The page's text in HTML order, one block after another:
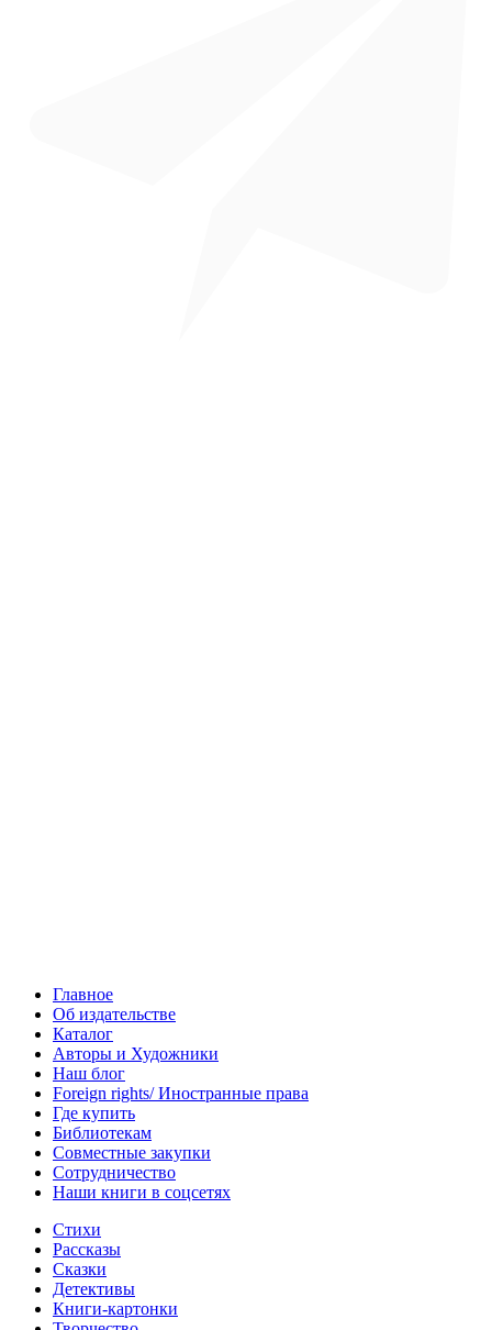
Главное
Об издательстве
Каталог
Авторы и Художники
Наш блог
Foreign rights/ Иностранные права
Где купить
Библиотекам
Совместные закупки
Сотрудничество
Наши книги в соцсетях
Стихи
Рассказы
Сказки
Детективы
Книги-картонки